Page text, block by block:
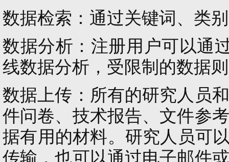
数据检索：通过关键词、类
数据分析：注册用户可以通
线数据分析 ，受限制的数据
数据上传：所有的研究人员
件问卷、技术报告、文件参
据有用的材料。研究人员可
传输，也可以通过电子邮件